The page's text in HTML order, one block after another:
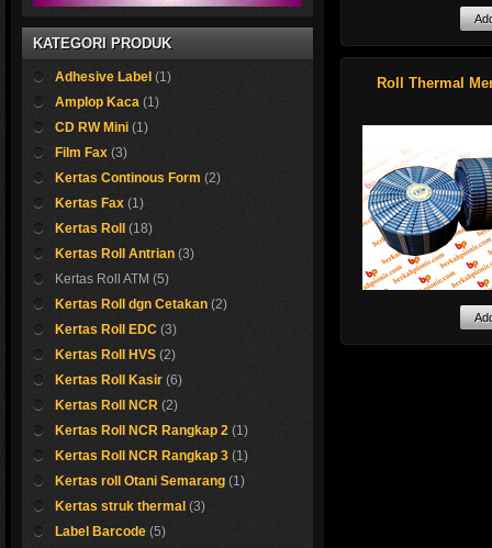
ermal
Masih segeerr
Ayo buruan beli
Kami
roll merk Otani
ATM.
Kualitas dijamin
harga bersaing!!
Kami juga sedia
merk Otani untuk
parlir, kasir, toll
seperti:
Roll Otani ukuran
31 mm
Roll Otani ukuran
Roll Thermal
Kami sedia kertas
KATEGORI PRODUK
Adhesive Label (1)
Amplop Kaca (1)
CD RW Mini (1)
Film Fax (3)
Kertas Continous Form (2)
Kertas Fax (1)
Kertas Roll
(18)
Kertas Roll Antrian (3)
Kertas Roll ATM (5)
Kertas Roll dgn Cetakan (2)
Kertas Roll EDC (3)
Kertas Roll HVS (2)
Kertas Roll Kasir (6)
Kertas Roll NCR (2)
Kertas Roll NCR Rangkap 2 (1)
Kertas Roll NCR Rangkap 3 (1)
Kertas roll Otani Semarang (1)
Kertas struk thermal (3)
Label Barcode (5)